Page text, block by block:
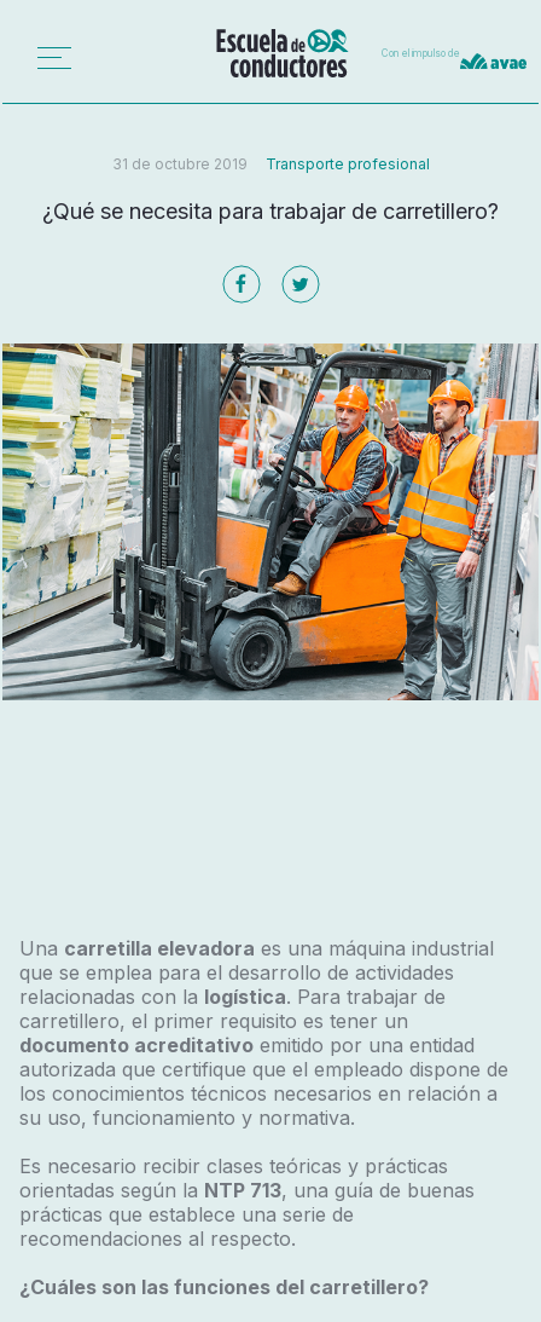
Con el impulso de
31 de octubre 2019 Transporte profesional
¿Qué se necesita para trabajar de carretillero?
Una carretilla elevadora es una máquina industrial
que se emplea para el desarrollo de actividades
relacionadas con la logística. Para trabajar de
carretillero, el primer requisito es tener un
documento acreditativoemitido por una entidad
autorizada que certifique que el empleado dispone de
los conocimientos técnicos necesarios en relación a
su uso, funcionamiento y normativa.
Es necesario recibir clases teóricas y prácticas
orientadas según la NTP 713, una guía de buenas
prácticas que establece una serie de
recomendaciones al respecto.
¿Cuáles son las funciones del carretillero?